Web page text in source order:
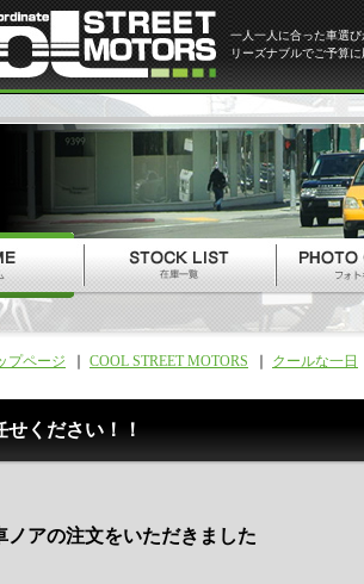
一人一人に合った車選
リーズナブルでご予算
プページ COOL STREET MOTORS クールな一日
ください！！
ノアの注文をいただきました